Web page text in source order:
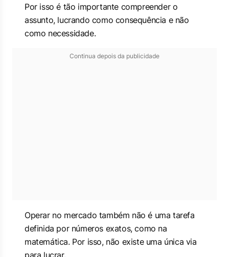
Por isso é tão importante compreender o
assunto, lucrando como consequência e não
como necessidade.
Continua depois da publicidade
Operar no mercado também não é uma tarefa
definida por números exatos, como na
matemática. Por isso, não existe uma única via
para lucrar.